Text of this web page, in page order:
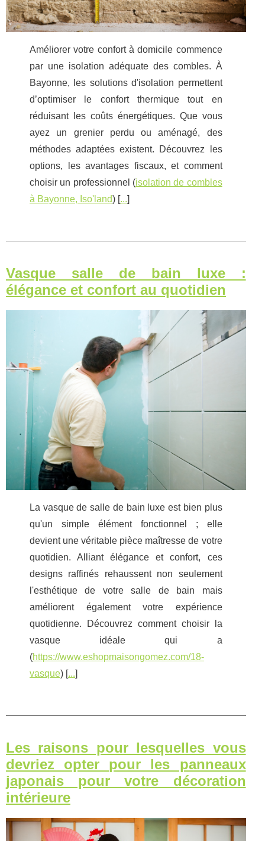
Améliorer votre confort à domicile commence
par une isolation adéquate des combles. À
Bayonne, les solutions d'isolation permettent
d’optimiser le confort thermique tout en
réduisant les coûts énergétiques. Que vous
ayez un grenier perdu ou aménagé, des
méthodes adaptées existent. Découvrez les
options, les avantages fiscaux, et comment
choisir un professionnel (isolation de combles
à Bayonne, Iso'land) [...]
Vasque salle de bain luxe :
élégance et confort au quotidien
La vasque de salle de bain luxe est bien plus
qu'un simple élément fonctionnel ; elle
devient une véritable pièce maîtresse de votre
quotidien. Alliant élégance et confort, ces
designs raffinés rehaussent non seulement
l'esthétique de votre salle de bain mais
améliorent également votre expérience
quotidienne. Découvrez comment choisir la
vasque idéale qui a
(https://www.eshopmaisongomez.com/18-
vasque) [...]
Les raisons pour lesquelles vous
devriez opter pour les panneaux
japonais pour votre décoration
intérieure